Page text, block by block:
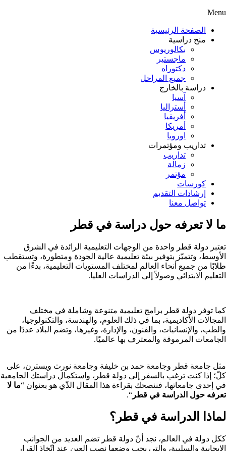
Menu
الصفحة الرئيسية
منح دراسية
بكالوريوس
ماجستير
دكتوراه
جميع المراحل
دراسة بالخارج
آسيا
أستراليا
أفريقيا
أمريكا
اوروبا
تداريب ومؤتمرات
تداريب
زمالة
مؤتمر
كورسات
إرشادات التقديم
تواصل معنا
ما لا تعرفه حول دراسة في قطر
تعتبر دولة قطر واحدة من الوجهات التعليمية الرائدة في الشرق
الأوسط، وتتميّز بتوفير بيئة تعليمية عالية الجودة ومتطورة، وتستقطب
طلابًا من جميع أنحاء العالم لمختلف المستويات التعليمية، بدءًا من
التعليم الابتدائي وصولاً إلى الدراسات العليا.
كما توفر دولة قطر برامج تعليمية متنوعة وشاملة في مختلف
المجالات الأكاديمية، بما في ذلك العلوم، والهندسة، والتكنولوجيا،
والطب، والإنسانيات، والفنون، والإدارة، وغيرها، وتضم البلاد عددًا من
الجامعات المرموقة والمعترف بها عالميًا.
مثل جامعة قطر وجامعة حمد بن خليفة وجامعة نورث ويسترن، على
كلّ؛ إذا كنت ترغب بالسفر إلى دولة قطر، واستكمال دراستك الجامعية
في إحدى جامعاتها، فننصحك بقراءة هذا المقال الذّي هو بعنوان “ما لا
تعرفه حول الدراسة في قطر “.
لماذا الدراسة في قطر؟
ككل دولة في العالم، نجد أنّ دولة قطر تضم العديد من الجوانب
الإيجابية والسلبية، والتي يجب وضعها نصب العين عند اتّخاذ القرار